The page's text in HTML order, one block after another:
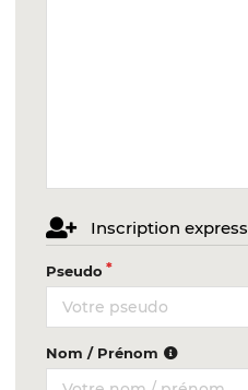
Inscription express
Pseudo
Nom / Prénom